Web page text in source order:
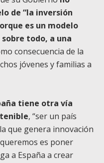
de “la inversión
es un modelo
todo, a una
consecuencia de la
jóvenes y familias a
tiene otra vía
, “ser un país
que genera innovación
queremos es poner
a España a crear